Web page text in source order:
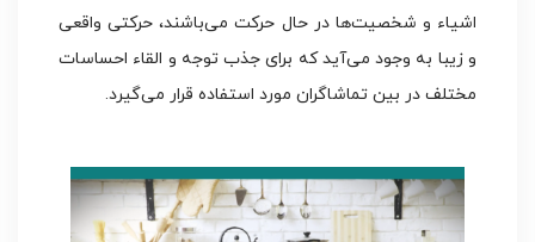
اشیاء و شخصیت‌ها در حال حرکت می‌باشند، حرکتی واقعی
و زیبا به وجود می‌آید که برای جذب توجه و القاء احساسات
مختلف در بین تماشاگران مورد استفاده قرار می‌گیرد.